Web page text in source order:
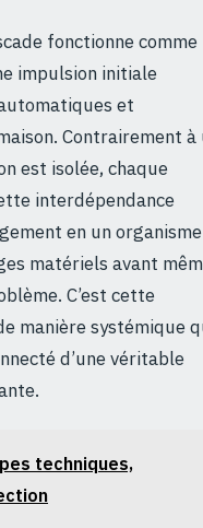
fonctionne comme
impulsion initiale
et
Contrairement à
est isolée, chaque
interdépendance
en un organisme
matériels avant
C’est cette
manière systémique
d’une véritable
techniques,